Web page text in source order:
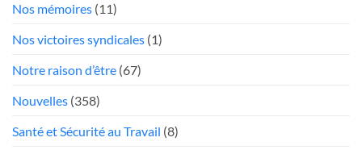
Nos mémoires (11)
Nos victoires syndicales (1)
Notre raison d’être (67)
Nouvelles (358)
Santé et Sécurité au Travail (8)